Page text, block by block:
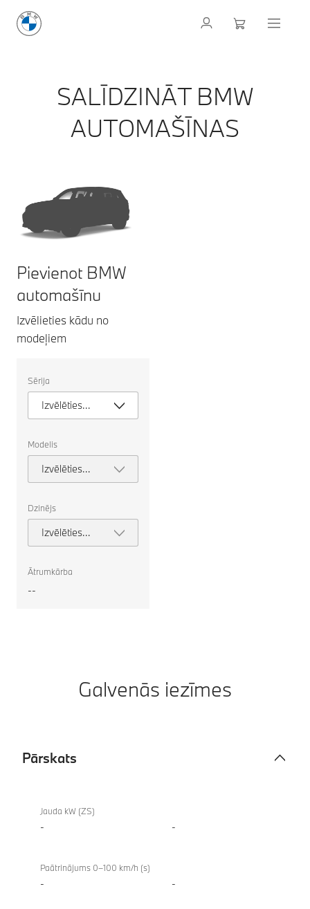
SALĪDZINĀT BMW
AUTOMAŠĪNAS
Pievienot BMW
automašīnu
Izvēlieties kādu no
modeļiem
tālāk
norādītos
Sērija
Izvēlēties
modeli
Modelis
Izvēlēties
virsbūves
Dzinējs
Izvēlēties
dzinēju
Ātrumkārba
--
Galvenās iezīmes
Pārskats
Jauda kW (ZS)
- -
Paātrinājums 0–100 km/h (s)
- -